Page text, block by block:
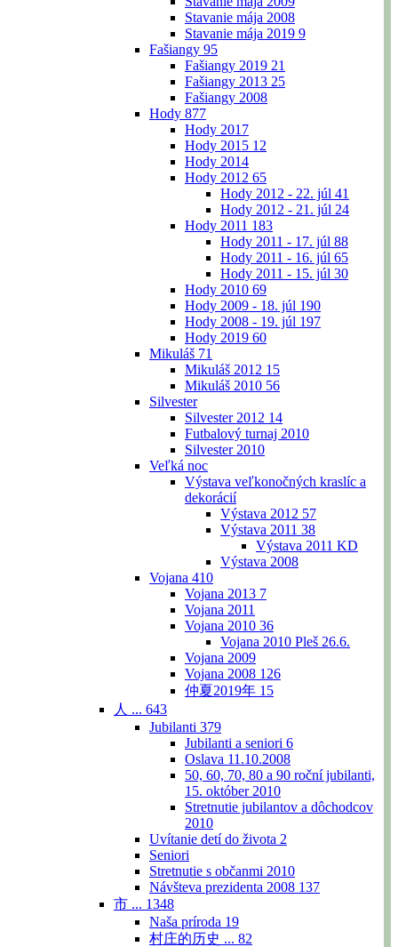
Stavanie mája 2008
Stavanie mája 2019 9
Fašiangy 95
Fašiangy 2019 21
Fašiangy 2013 25
Fašiangy 2008
Hody 877
Hody 2017
Hody 2015 12
Hody 2014
Hody 2012 65
Hody 2012 - 22. júl 41
Hody 2012 - 21. júl 24
Hody 2011 183
Hody 2011 - 17. júl 88
Hody 2011 - 16. júl 65
Hody 2011 - 15. júl 30
Hody 2010 69
Hody 2009 - 18. júl 190
Hody 2008 - 19. júl 197
Hody 2019 60
Mikuláš 71
Mikuláš 2012 15
Mikuláš 2010 56
Silvester
Silvester 2012 14
Futbalový turnaj 2010
Silvester 2010
Veľká noc
Výstava veľkonočných kraslíc a
dekorácií
Výstava 2012 57
Výstava 2011 38
Výstava 2011 KD
Výstava 2008
Vojana 410
Vojana 2013 7
Vojana 2011
Vojana 2010 36
Vojana 2010 Pleš 26.6.
Vojana 2009
Vojana 2008 126
仲夏2019年 15
人 ... 643
Jubilanti 379
Jubilanti a seniori 6
Oslava 11.10.2008
50, 60, 70, 80 a 90 roční jubilanti,
15. október 2010
Stretnutie jubilantov a dôchodcov
2010
Uvítanie detí do života 2
Seniori
Stretnutie s občanmi 2010
Návšteva prezidenta 2008 137
市 ... 1348
Naša príroda 19
村庄的历史 ... 82